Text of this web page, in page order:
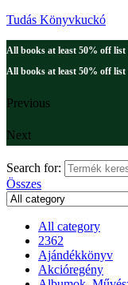
Tudás Könyvkuckó
All books at least 50% off list
All books at least 50% off list
Previous
Next
Search for:
Összes
All category
2362
Ajándékkönyv
Akcióregény